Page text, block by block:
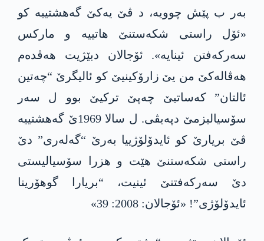
بەر ب پێش چوویە، د ڤێ یەکێ گه‌هشتییە کو
«ئۆل راستی شکەستنێ هاتییە و مارکس
سەرکەفتن ئینایه‌». ئۆجالان دبێژیت هەڤدەم
هەڤالەکێ من یێ زارۆکینیێ کو ئالیگرێ “چەتین
ئالتان” کەساتیێ چەپێ ترکیێ بوو ل سەر
سۆسیالیزمێ دپەیڤی. ل سالا 1969ێ گه‌هشتییە
ڤێ بریارێ کو ئایدۆلۆژییا به‌رێ “گەلەری” دێ
راستی شکەستنێ هێت و هزرا سۆسیالیستی
دێ سەرکەفتنێ ئینیت، “بریارا گوهۆرینا
ئایدۆلۆژی”! «ئۆجالان: 2008: 39»